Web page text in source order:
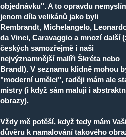
objednávku". A to opravdu
jenom díla velikánů jako byli
Rembrandt, Michelangelo,
da Vinci, Caravaggio a mnozí další
českých samozřejmě i naši
nejvýznamnější malíři Škréta nebo
Brandl). V seznamu klidně mohou
"moderní umělci", raději mám ale
mistry (i když sám maluji i
obrazy).
Vždy mě potěší, když tedy mám
důvěru k namalování takového